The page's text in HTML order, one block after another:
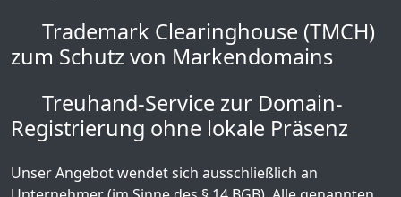
Trademark Clearinghouse (TMCH)
zum Schutz von Markendomains
Treuhand-Service zur Domain-
Registrierung ohne lokale Präsenz
Unser Angebot wendet sich ausschließlich an